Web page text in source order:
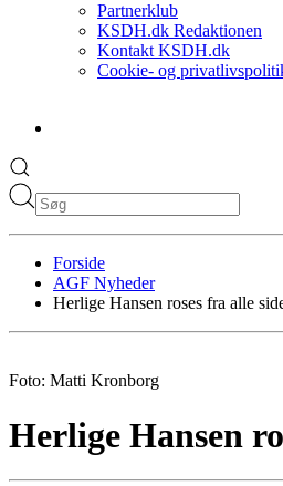
Partnerklub
KSDH.dk Redaktionen
Kontakt KSDH.dk
Cookie- og
Forside
AGF Nyheder
Herlige Hansen roses fra alle
Foto: Matti Kronborg
Herlige Hansen